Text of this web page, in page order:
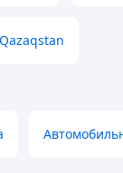
Qazaqstan